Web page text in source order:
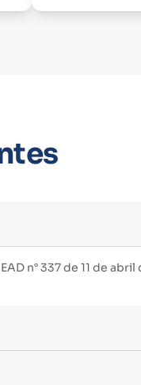
n° 337 de 11 de abril
De acordo com os